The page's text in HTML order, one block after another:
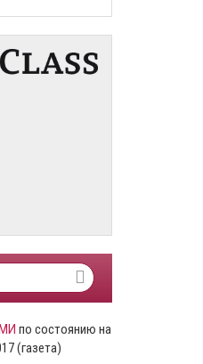
по состоянию на
(газета)